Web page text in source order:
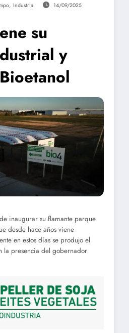
, Industria 14/09/2025
su
y
inaugurar su flamante parque
desde hace años viene
en estos días se produjo el
la presencia del gobernador